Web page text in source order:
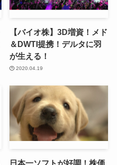
【バイオ株】3D増資！メド
＆DWTI提携！デルタに羽
が生える！
2020.04.19
日本一ソフトが好調！株価